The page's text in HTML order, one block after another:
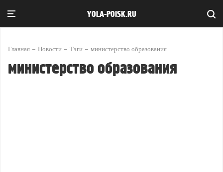
YOLA-POISK.RU
Главная Новости Тэги министерство образования
министерство образования